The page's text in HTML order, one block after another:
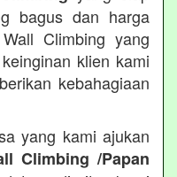
bagus dan harga
Climbing yang
klien kami
kebahagiaan
yang kami ajukan
Climbing /Papan